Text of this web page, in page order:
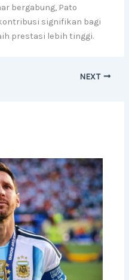
bergabung, Pato
signifikan bagi
prestasi lebih tinggi.
NEXT